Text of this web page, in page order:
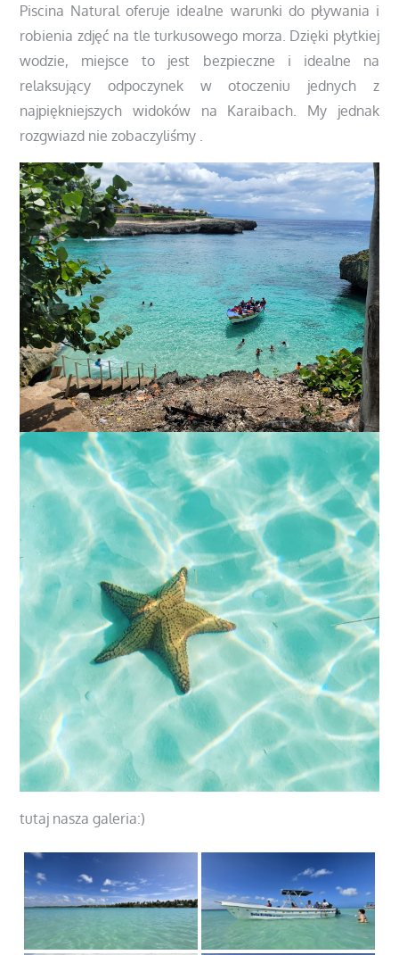
Piscina Natural oferuje idealne warunki do pływania i
robienia zdjęć na tle turkusowego morza. Dzięki płytkiej
wodzie, miejsce to jest bezpieczne i idealne na
relaksujący odpoczynek w otoczeniu jednych z
najpiękniejszych widoków na Karaibach. My jednak
rozgwiazd nie zobaczyliśmy .
tutaj nasza galeria:)